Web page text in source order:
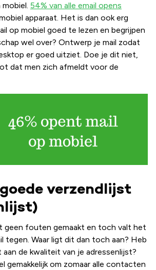
54% van alle email opens
apparaat. Het is dan ook erg
op mobiel goed te lezen en begrijpen
wel over? Ontwerp je mail zodat
er goed uitziet. Doe je dit niet,
dat men zich afmeldt voor de
verzendlijst
geen fouten gemaakt en toch valt het
tegen. Waar ligt dit dan toch aan? Heb
aan de kwaliteit van je adressenlijst?
gemakkelijk om zomaar alle contacten